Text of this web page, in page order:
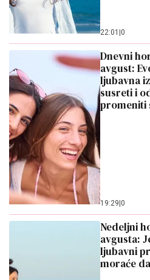
22:01 0
Dnevni
avgust:
ljubavna
susreti i
promeniti
19:29 0
Nedeljni
avgusta:
ljubavni
moraće